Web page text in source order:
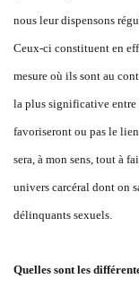
nous leur dispensons
Ceux-ci constituent en
mesure où ils sont au
la plus significative entre
favoriseront ou pas le
sera, à mon sens, tout à
univers carcéral dont on
délinquants sexuels.
Quelles sont les